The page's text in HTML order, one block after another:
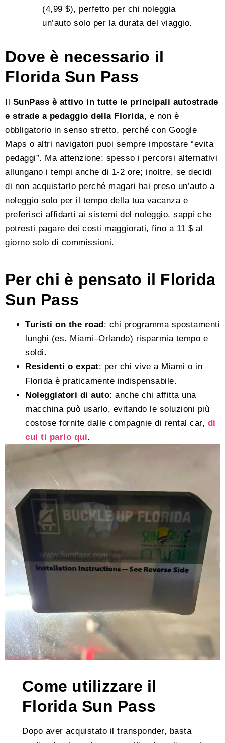
(4,99 $), perfetto per chi noleggia
un’auto solo per la durata del viaggio.
Dove è necessario il
Florida Sun Pass
Il SunPass è attivo in tutte le principali autostrade
e strade a pedaggio della Florida, e non è
obbligatorio in senso stretto, perché con Google
Maps o altri navigatori puoi sempre impostare “evita
pedaggi”. Ma attenzione: spesso i percorsi alternativi
allungano i tempi anche di 1-2 ore; inoltre, se decidi
di non acquistarlo perché magari hai preso un’auto a
noleggio solo per il tempo della tua vacanza e
preferisci affidarti ai sistemi del noleggio, sappi che
potresti pagare dei costi maggiorati, fino a 11 $ al
giorno solo di commissioni.
Per chi è pensato il Florida
Sun Pass
Turisti on the road: chi programma spostamenti
lunghi (es. Miami–Orlando) risparmia tempo e
soldi.
Residenti o expat: per chi vive a Miami o in
Florida è praticamente indispensabile.
Noleggiatori di auto: anche chi affitta una
macchina può usarlo, evitando le soluzioni più
costose fornite dalle compagnie di rental car, di
cui ti parlo qui.
Come utilizzare il
Florida Sun Pass
Dopo aver acquistato il transponder, basta